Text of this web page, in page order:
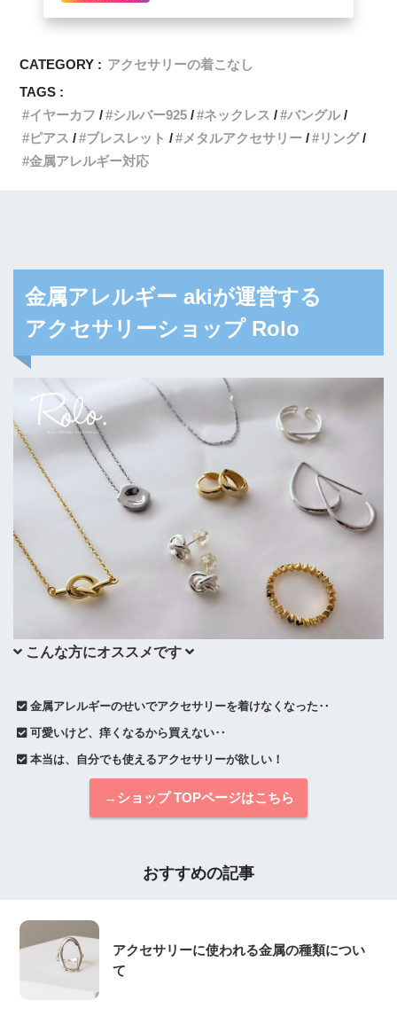
CATEGORY : アクセサリーの着こなし
TAGS :
イヤーカフ
シルバー925 ネックレス
バングル
ピアス
ブレスレット メタルアクセサリー
リング
金属アレルギー対応
金属アレルギー akiが運営する
アクセサリーショップ Rolo
こんな方にオススメです
金属アレルギーのせいでアクセサリーを着けなくなった‥
可愛いけど、痒くなるから買えない‥
本当は、自分でも使えるアクセサリーが欲しい！
→ショップ TOPページはこちら
おすすめの記事
アクセサリーに使われる金属の種類につい
て